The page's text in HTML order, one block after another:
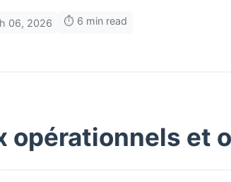
06, 2026 ⏱️ 6 min read
opérationnels et